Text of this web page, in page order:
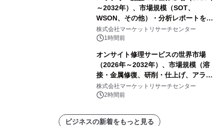
～2032年）、市場規模（SOT、
WSON、その他）・分析レポートを発
表
株式会社マーケットリサーチセンター
1時間前
オンサイト修理サービスの世界市場
（2026年～2032年）、市場規模（溶
接・金属修復、研削・仕上げ、アライ
メント、その他）・分析レポートを発
表
株式会社マーケットリサーチセンター
2時間前
ビジネスの新着をもっと見る